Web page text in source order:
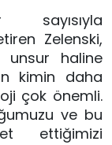
sayısıyla
Zelenski,
unsur haline
kimin daha
çok önemli.
ve bu
ettiğimizi